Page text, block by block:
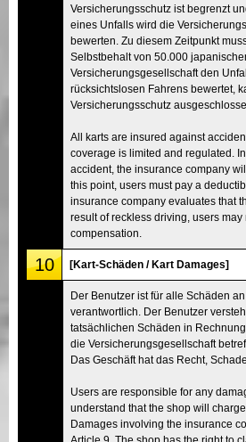
Versicherungsschutz ist begrenzt
eines Unfalls wird die
bewerten. Zu diesem Zeitpunkt
Selbstbehalt von 50.000
Versicherungsgesellschaft den
rücksichtslosen Fahrens bewertet,
Versicherungsschutz
All karts are insured against
coverage is limited and regulated.
accident, the insurance company
this point, users must pay a
insurance company evaluates that
result of reckless driving, users may
compensation.
10 [Kart-Schäden / Kart Damages]
Der Benutzer ist für alle Schäden
verantwortlich. Der Benutzer
tatsächlichen Schäden in
die Versicherungsgesellschaft
Das Geschäft hat das Recht,
Users are responsible for any
understand that the shop will
Damages involving the insurance